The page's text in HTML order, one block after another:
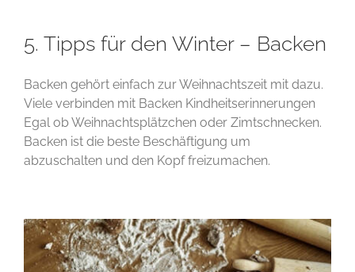
5. Tipps für den Winter – Backen
Backen gehört einfach zur Weihnachtszeit mit dazu.
Viele verbinden mit Backen Kindheitserinnerungen
Egal ob Weihnachtsplätzchen oder Zimtschnecken.
Backen ist die beste Beschäftigung um
abzuschalten und den Kopf freizumachen.